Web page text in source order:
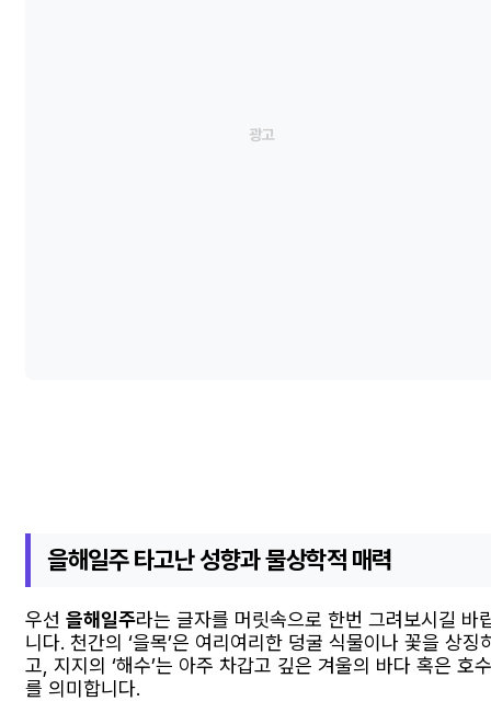
을해일주 타고난 성향과 물상학적 매력
우선 을해일주라는 글자를 머릿속으로 한번 그려보시길 바
니다. 천간의 ‘을목’은 여리여리한 덩굴 식물이나 꽃을 상징
고, 지지의 ‘해수’는 아주 차갑고 깊은 겨울의 바다 혹은 호수
를 의미합니다.